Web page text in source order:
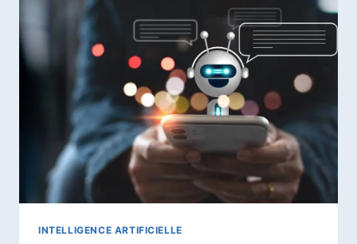
VOS
CONVERSATIONS
GOOGLE
INTELLIGENCE ARTIFICIELLE